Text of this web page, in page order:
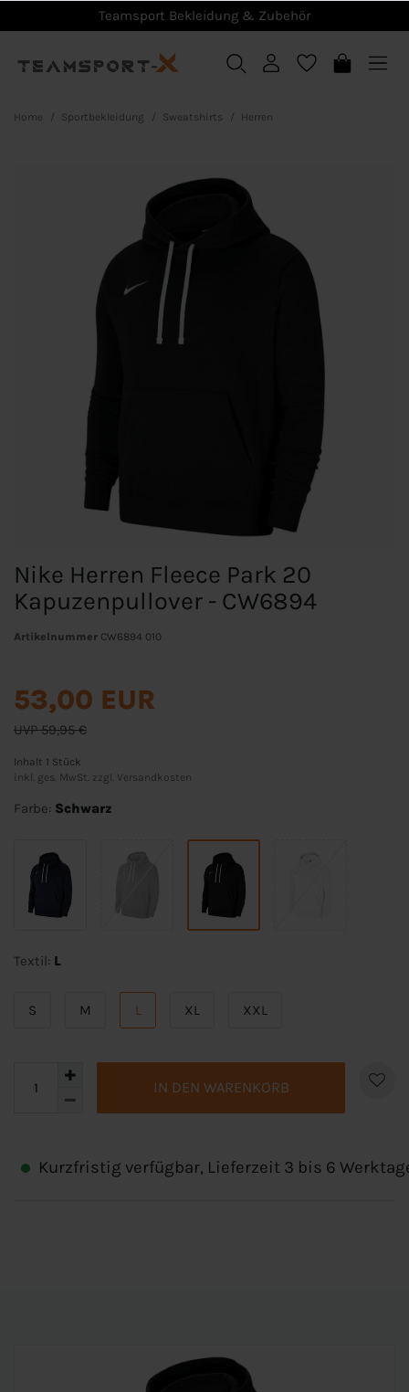
Teamsport Bekleidung & Zubehör
Home Sportbekleidung Sweatshirts Herren
Nike Herren Fleece Park 20
Kapuzenpullover - CW6894
Artikelnummer CW6894 010
UVP 59,95 €
53,00 EUR
Inhalt 1 Stück
inkl. ges. MwSt. zzgl.
Versandkosten
Farbe: Schwarz
Textil: L
S M L XL XXL
IN DEN WARENKORB
Kurzfristig verfügbar, Lieferzeit 3 bis 6